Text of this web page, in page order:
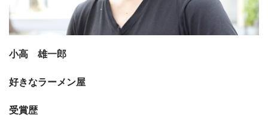
小高 雄一郎
好きなラーメン屋
受賞歴